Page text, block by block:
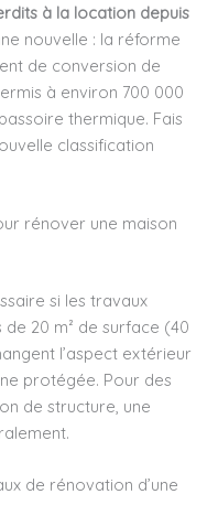
à la location depuis
nouvelle : la réforme
de conversion de
à environ 700 000
thermique. Fais
classification
rénover une maison
si les travaux
20 m² de surface (40
l’aspect extérieur
protégée. Pour des
de structure, une
de rénovation d’une